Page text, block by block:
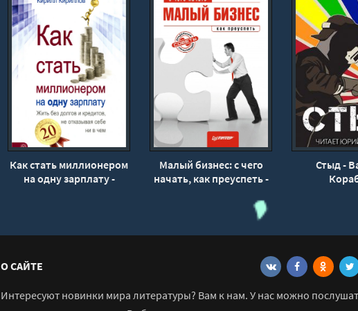
Как стать миллионером
на одну зарплату -
Малый бизнес: с чего
начать, как преуспеть -
Стыд -
О САЙТЕ
Интересуют новинки мира литературы? Вам к нам. У нас можно